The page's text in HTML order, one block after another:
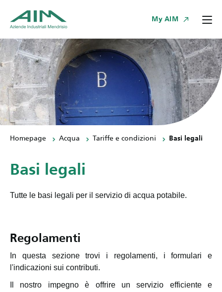
My AIM
Homepage Acqua Tariffe e condizioni Basi legali
Basi legali
Tutte le basi legali per il servizio di acqua potabile.
Regolamenti
In questa sezione trovi i regolamenti, i formulari e
l'indicazioni sui contributi.
Il nostro impegno è offrire un servizio efficiente e